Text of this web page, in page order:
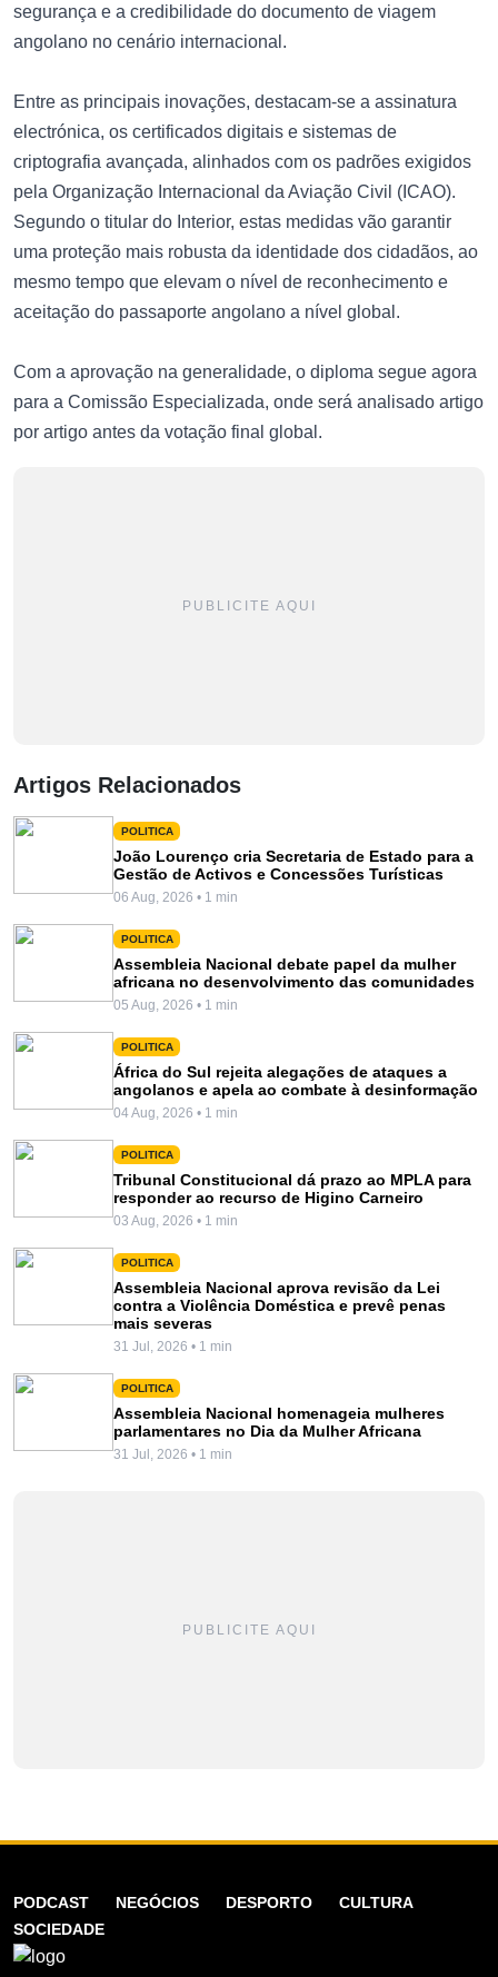
segurança e a credibilidade do documento de viagem
angolano no cenário internacional.
Entre as principais inovações, destacam-se a assinatura
electrónica, os certificados digitais e sistemas de
criptografia avançada, alinhados com os padrões exigidos
pela Organização Internacional da Aviação Civil (ICAO).
Segundo o titular do Interior, estas medidas vão garantir
uma proteção mais robusta da identidade dos cidadãos, ao
mesmo tempo que elevam o nível de reconhecimento e
aceitação do passaporte angolano a nível global.
Com a aprovação na generalidade, o diploma segue agora
para a Comissão Especializada, onde será analisado artigo
por artigo antes da votação final global.
PUBLICITE AQUI
Artigos Relacionados
POLITICA
João Lourenço cria Secretaria de Estado para a
Gestão de Activos e Concessões Turísticas
06 Aug, 2026 • 1 min
POLITICA
Assembleia Nacional debate papel da mulher
africana no desenvolvimento das comunidades
05 Aug, 2026 • 1 min
POLITICA
África do Sul rejeita alegações de ataques a
angolanos e apela ao combate à desinformação
04 Aug, 2026 • 1 min
POLITICA
Tribunal Constitucional dá prazo ao MPLA para
responder ao recurso de Higino Carneiro
03 Aug, 2026 • 1 min
POLITICA
Assembleia Nacional aprova revisão da Lei
contra a Violência Doméstica e prevê penas
mais severas
31 Jul, 2026 • 1 min
POLITICA
Assembleia Nacional homenageia mulheres
parlamentares no Dia da Mulher Africana
31 Jul, 2026 • 1 min
PUBLICITE AQUI
PODCAST NEGÓCIOS DESPORTO
CULTURA
SOCIEDADE